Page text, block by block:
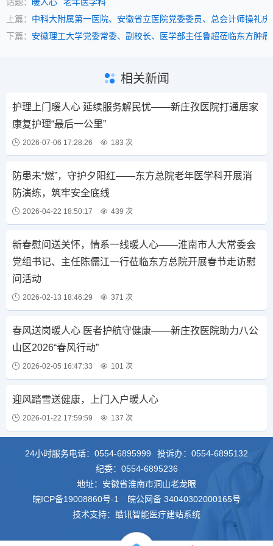
上篇： 中科大附属第一医院、安徽省立医院党委委员、总会计师操礼
下篇： 安徽理工大学党委常委、副校长、医学部主任鲁超莅临东方肿瘤
相关新闻
护理上门暖人心 延续服务解民忧——新庄孜医院打通居家
康复护理“最后一公里”
2026-07-06 17:28:26 183 次
防患未“燃”，守护夕阳红——东方总院老年医学科开展消
防演练，筑牢安全底线
2026-04-22 18:50:17 439 次
新春慰问送关怀，情系一线暖人心——淮南市人大常委会
党组书记、主任陈儒江一行莅临东方总院开展春节走访慰
问活动
2026-02-13 18:46:29 371 次
春风送岗暖人心 医者护航守健康——新庄孜医院助力八公
山区2026“春风行动”
2026-02-05 16:47:33 101 次
迎风踏雪送健康，上门入户暖人心
2026-01-22 17:59:59 137 次
24小时服务电话： 0554-6895999 投诉办： 0554-6895132
纪委： 0554-6895236
地址：安徽省淮南市洞山老龙眼
皖ICP备19008860号-1
皖公网备 34040302000165号
技术支持：酷讯智能医疗建站系统